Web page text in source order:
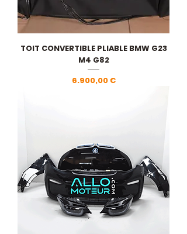
TOIT CONVERTIBLE PLIABLE BMW G23
M4 G82
Pris
6.900,00 €